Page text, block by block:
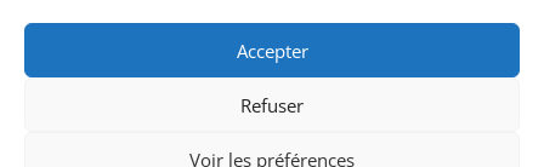
Accepter
Refuser
Voir les préférences
Technologie / Internet